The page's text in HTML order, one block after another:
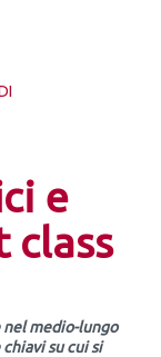
e
class
medio-lungo
chiavi su cui si